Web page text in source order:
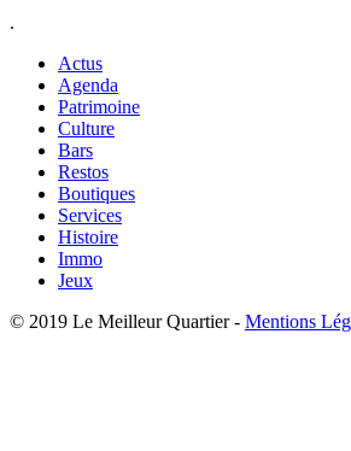
.
Actus
Agenda
Patrimoine
Culture
Bars
Restos
Boutiques
Services
Histoire
Immo
Jeux
© 2019 Le Meilleur Quartier - Mentions